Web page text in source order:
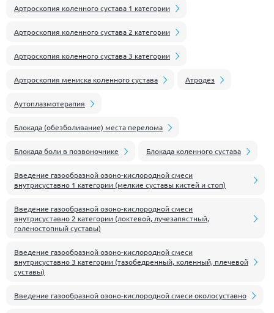
Артроскопия коленного сустава 1 категории
Артроскопия коленного сустава 2 категории
Артроскопия коленного сустава 3 категории
Артроскопия мениска коленного сустава Атродез
Аутоплазмотерапия
Блокада (обезболивание) места перелома
Блокада боли в позвоночнике Блокада коленного сустава
Введение газообразной озоно-кислородной смеси
внутрисуставно 1 категории (мелкие суставы кистей и стоп)
Введение газообразной озоно-кислородной смеси
внутрисуставно 2 категории (локтевой, лучезапястный,
голеностопный суставы)
Введение газообразной озоно-кислородной смеси
внутрисуставно 3 категории (тазобедренный, коленный, плечевой
суставы)
Введение газообразной озоно-кислородной смеси околосуставно